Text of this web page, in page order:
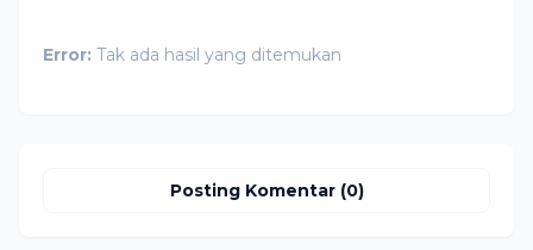
Error: Tak ada hasil yang ditemukan
Posting Komentar (0)